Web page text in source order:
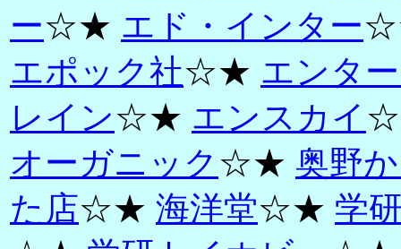
ー☆★ エド・インター
エポック社☆★ エンタ
レイン☆★ エンスカイ
オーガニック ☆★ 奥野
た店☆★ 海洋堂☆★ 学